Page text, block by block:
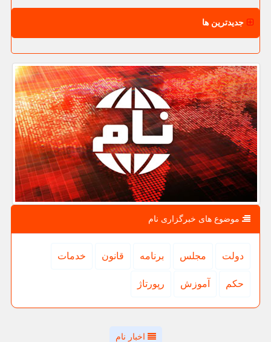
جدیدترین ها
موضوع های خبرگزاری نام
دولت مجلس برنامه قانون خدمات
حكم آموزش رپورتاژ
اخبار نام